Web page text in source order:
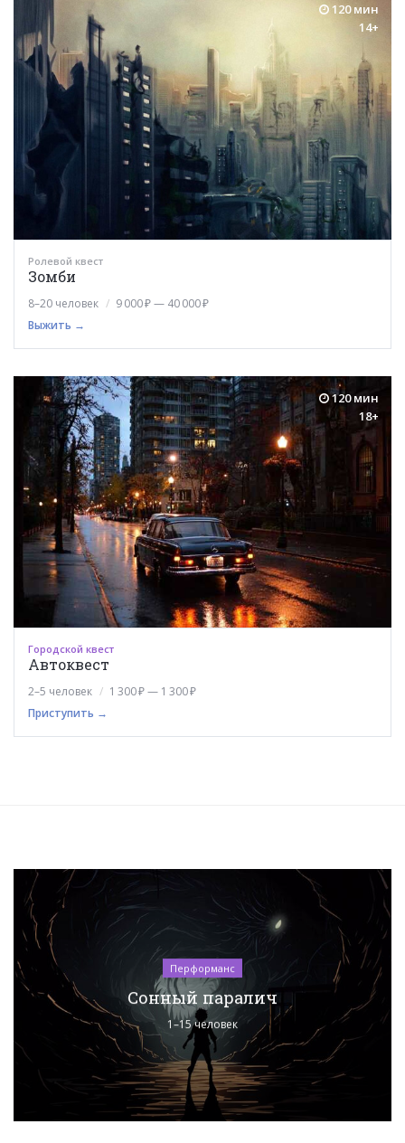
120 мин
14+
Ролевой квест
Зомби
8–20 человек
9 000 ₽ — 40 000 ₽
Выжить →
120 мин
18+
Городской квест
Автоквест
2–5 человек
1 300 ₽ — 1 300 ₽
Приступить →
Перформанс
Сонный паралич
1–15 человек